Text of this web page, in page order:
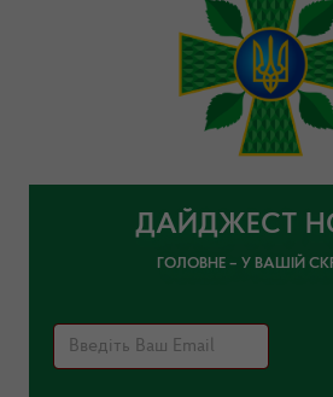
ДАЙДЖЕСТ
ГОЛОВНЕ – У ВАШІЙ